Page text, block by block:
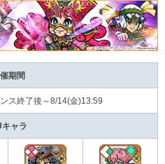
期間
ス終了後～8/14(金)13:59
キャラ